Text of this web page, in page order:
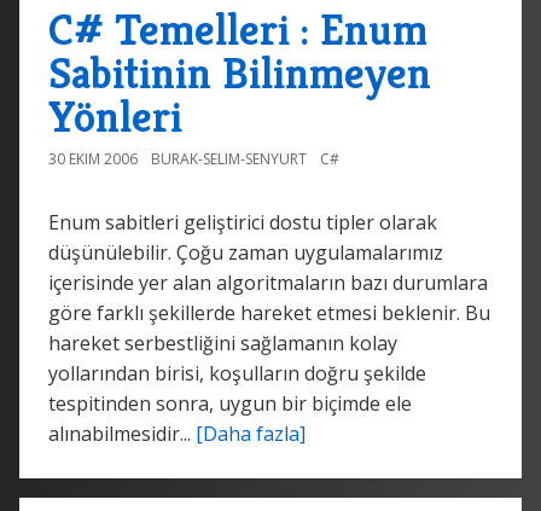
C# Temelleri : Enum
Sabitinin Bilinmeyen
Yönleri
30 EKIM 2006 BURAK-SELIM-SENYURT C#
Enum sabitleri geliştirici dostu tipler olarak
düşünülebilir. Çoğu zaman uygulamalarımız
içerisinde yer alan algoritmaların bazı durumlara
göre farklı şekillerde hareket etmesi beklenir. Bu
hareket serbestliğini sağlamanın kolay
yollarından birisi, koşulların doğru şekilde
tespitinden sonra, uygun bir biçimde ele
alınabilmesidir... [Daha fazla]